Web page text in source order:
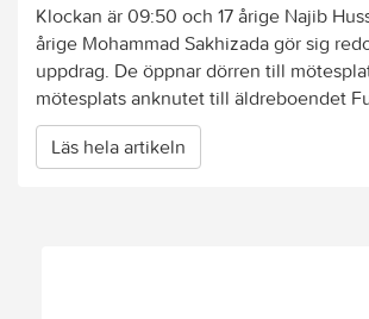
Klockan är 09:50 och 17 årige Najib
årige Mohammad Sakhizada gör sig
uppdrag. De öppnar dörren till
mötesplats anknutet till äldreboendet
Läs hela artikeln